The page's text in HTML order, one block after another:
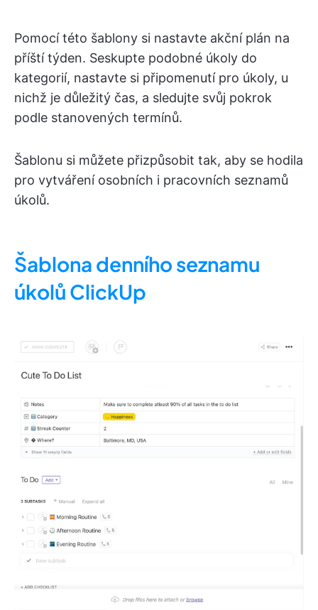
Pomocí této šablony si nastavte akční plán na
příští týden. Seskupte podobné úkoly do
kategorií, nastavte si připomenutí pro úkoly, u
nichž je důležitý čas, a sledujte svůj pokrok
podle stanovených termínů.
Šablonu si můžete přizpůsobit tak, aby se hodila
pro vytváření osobních i pracovních seznamů
úkolů.
Šablona denního seznamu
úkolů ClickUp